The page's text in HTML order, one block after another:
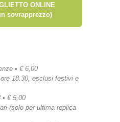
ONLINE
sovrapprezzo)
• € 6,00
18.30, esclusi festivi e
• € 5,00
(solo per ultima replica